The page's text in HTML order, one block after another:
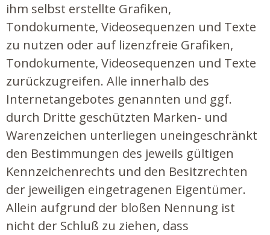
ihm selbst erstellte Grafiken,
Tondokumente, Videosequenzen und Texte
zu nutzen oder auf lizenzfreie Grafiken,
Tondokumente, Videosequenzen und Texte
zurückzugreifen. Alle innerhalb des
Internetangebotes genannten und ggf.
durch Dritte geschützten Marken- und
Warenzeichen unterliegen uneingeschränkt
den Bestimmungen des jeweils gültigen
Kennzeichenrechts und den Besitzrechten
der jeweiligen eingetragenen Eigentümer.
Allein aufgrund der bloßen Nennung ist
nicht der Schluß zu ziehen, dass